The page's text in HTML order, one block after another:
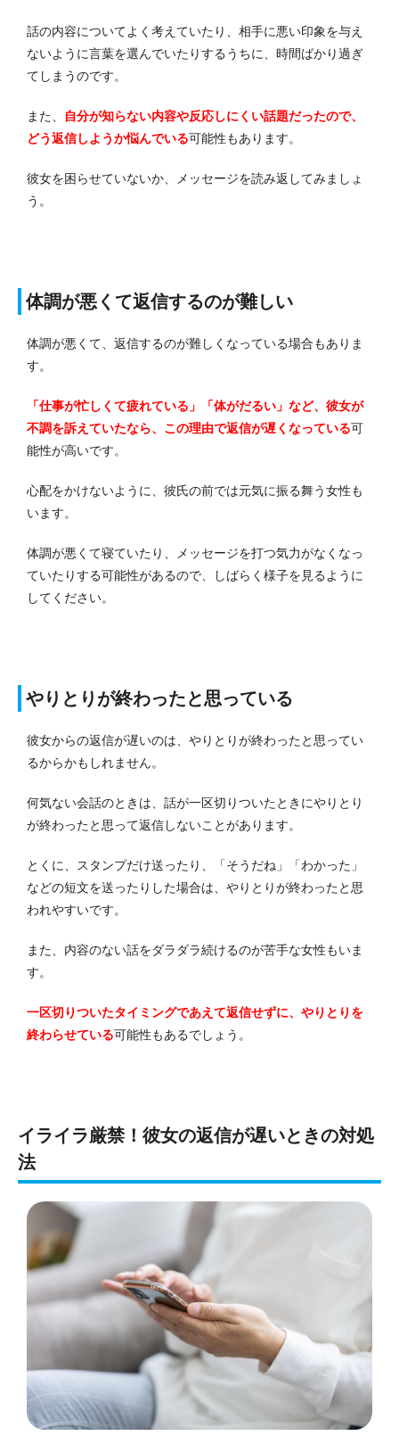
話の内容についてよく考えていたり、相手に悪い印象を与え
ないように言葉を選んでいたりするうちに、時間ばかり過ぎ
てしまうのです。
また、
自分が知らない内容や反応しにくい話題だったので、
どう返信しようか悩んでいる可能性もあります。
彼女を困らせていないか、メッセージを読み返してみましょ
う。
体調が悪くて返信するのが難しい
体調が悪くて、返信するのが難しくなっている場合もありま
す。
「仕事が忙しくて疲れている」「体がだるい」など、彼女が
不調を訴えていたなら、この理由で返信が遅くなっている可
能性が高いです。
心配をかけないように、彼氏の前では元気に振る舞う女性も
います。
体調が悪くて寝ていたり、メッセージを打つ気力がなくなっ
ていたりする可能性があるので、しばらく様子を見るように
してください。
やりとりが終わったと思っている
彼女からの返信が遅いのは、やりとりが終わったと思ってい
るからかもしれません。
何気ない会話のときは、話が一区切りついたときにやりとり
が終わったと思って返信しないことがあります。
とくに、スタンプだけ送ったり、「そうだね」「わかった」
などの短文を送ったりした場合は、やりとりが終わったと思
われやすいです。
また、内容のない話をダラダラ続けるのが苦手な女性もいま
す。
一区切りついたタイミングであえて返信せずに、やりとりを
終わらせている可能性もあるでしょう。
イライラ厳禁！彼女の返信が遅いときの対処
法